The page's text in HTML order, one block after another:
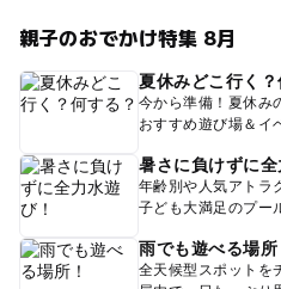
親子のおでかけ特集 8月
夏休みどこ行く？
今から準備！夏休み
おすすめ遊び場＆イ
暑さに負けずに全
年齢別や人気アトラ
子ども大満足のプー
雨でも遊べる場所
全天候型スポットを